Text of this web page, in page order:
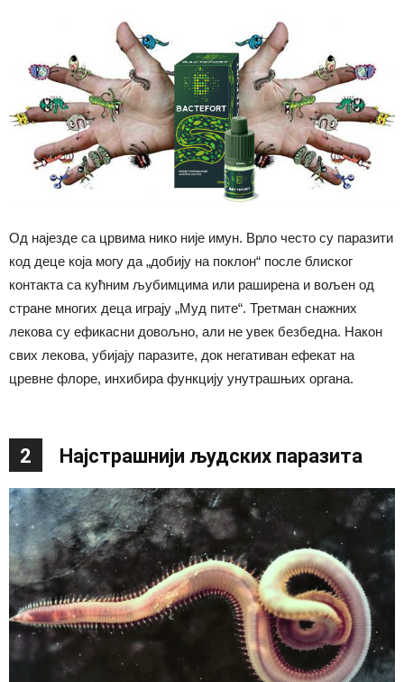
Од најезде са црвима нико није имун. Врло често су паразити
код деце која могу да „добију на поклон“ после блиског
контакта са кућним љубимцима или раширена и вољен од
стране многих деца играју „Муд пите“. Третман снажних
лекова су ефикасни довољно, али не увек безбедна. Након
свих лекова, убијају паразите, док негативан ефекат на
цревне флоре, инхибира функцију унутрашњих органа.
2 Најстрашнији људских паразита